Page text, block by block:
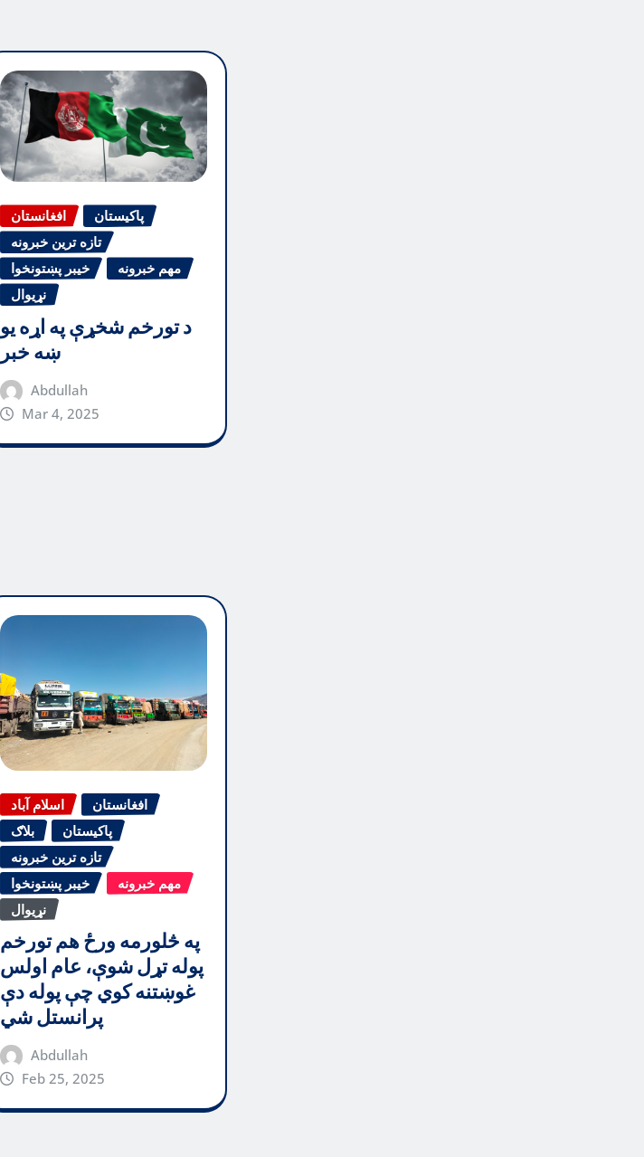
افغانستان
پاکیستان
تازه ترین خبرونه
خیبر پښتونخوا
مهم خبرونه
نړیوال
د تورخم شخړې په اړه یو
ښه خبر
Abdullah
Mar 4, 2025
اسلام آباد
افغانستان
بلاګ
پاکیستان
تازه ترین خبرونه
خیبر پښتونخوا
مهم خبرونه
نړیوال
په څلورمه ورځ هم تورخم
پوله تړل شوې، عام اولس
غوښتنه کوي چې پوله دې
پرانستل شي
Abdullah
Feb 25, 2025